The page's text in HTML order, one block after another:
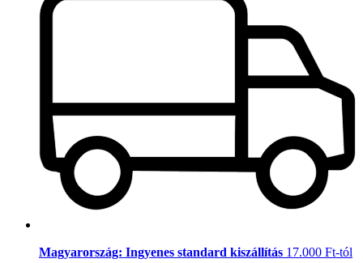
Magyarország: Ingyenes standard kiszállítás 17.000 Ft-tól